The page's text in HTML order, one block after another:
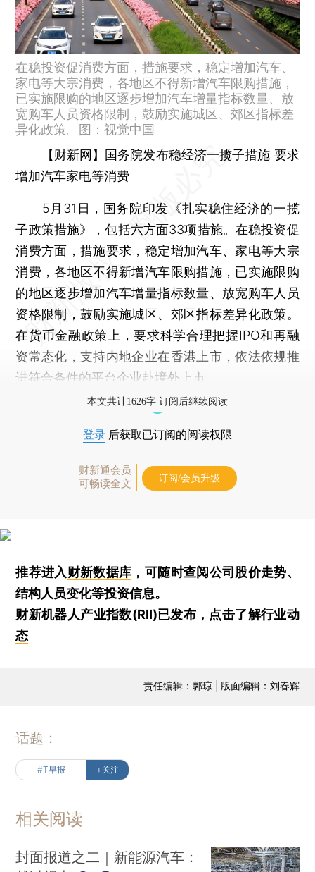
在稳投资促消费方面，措施要求，稳定增加汽车、
家电等大宗消费，各地区不得新增汽车限购措施，
已实施限购的地区逐步增加汽车增量指标数量、放
宽购车人员资格限制，鼓励实施城区、郊区指标差
异化政策。图：视觉中国
【财新网】国务院发布稳经济一揽子措施 要求
增加汽车家电等消费
5月31日，国务院印发《扎实稳住经济的一揽
子政策措施》，包括六方面33项措施。在稳投资促
消费方面，措施要求，稳定增加汽车、家电等大宗
消费，各地区不得新增汽车限购措施，已实施限购
的地区逐步增加汽车增量指标数量、放宽购车人员
资格限制，鼓励实施城区、郊区指标差异化政策。
在货币金融政策上，要求科学合理把握IPO和再融
资常态化，支持内地企业在香港上市，依法依规推
进符合条件的平台企业赴境外上市。
本文共计1626字 订阅后继续阅读
登录 后获取已订阅的阅读权限
财新通会员
可畅读全文
订阅/会员升级
推荐进入财新数据库 ，可随时查阅公司股价走势、
结构人员变化等投资信息。
财新机器人产业指数(RII)已发布， 点击了解行业动
态
责任编辑：郭琼 | 版面编辑：刘春辉
话题：
#T早报 +关注
相关阅读
封面报道之二｜新能源汽车：